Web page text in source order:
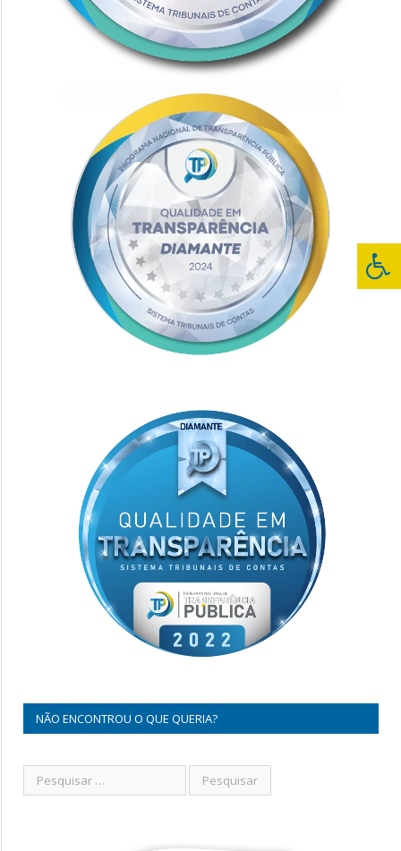
NÃO ENCONTROU O QUE QUERIA?